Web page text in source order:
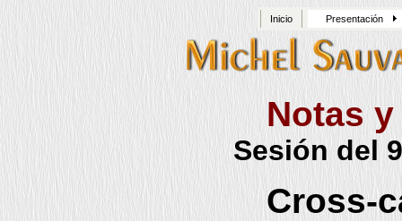
Inicio Presentación
Notas
Sesión del
Cross-